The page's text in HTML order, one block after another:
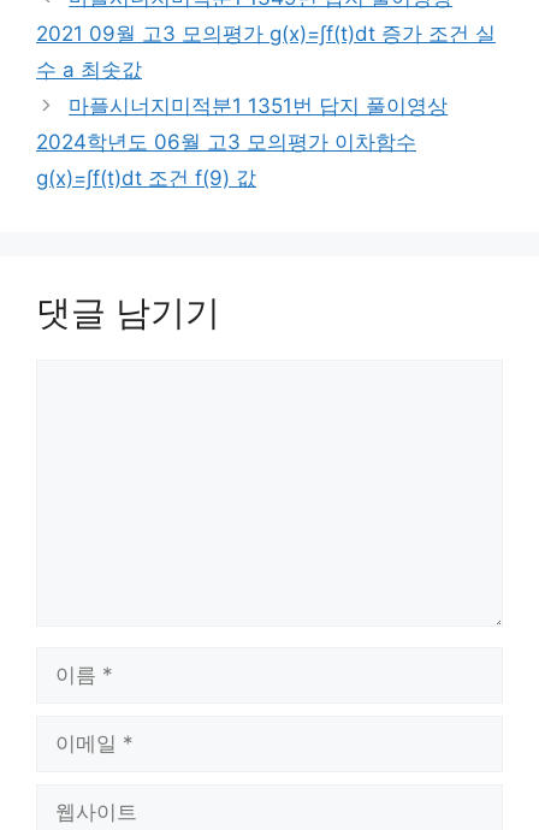
2021 09월 고3 모의평가 g(x)=∫f(t)dt 증가 조건 실
수 a 최솟값
마플시너지미적분1 1351번 답지 풀이영상
2024학년도 06월 고3 모의평가 이차함수
g(x)=∫f(t)dt 조건 f(9) 값
댓글 남기기